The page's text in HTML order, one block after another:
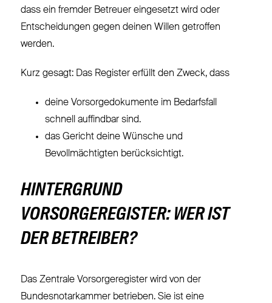
dass ein fremder Betreuer eingesetzt wird oder
Entscheidungen gegen deinen Willen getroffen
werden.
Kurz gesagt: Das Register erfüllt den Zweck, dass
deine Vorsorgedokumente im Bedarfsfall
schnell auffindbar sind.
das Gericht deine Wünsche und
Bevollmächtigten berücksichtigt.
HINTERGRUND
VORSORGEREGISTER: WER IST
DER BETREIBER?
Das Zentrale Vorsorgeregister wird von der
Bundesnotarkammer betrieben. Sie ist eine